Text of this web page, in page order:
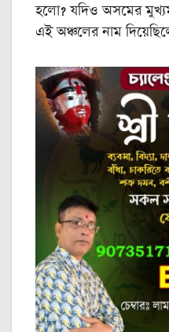
হলো? যদিও অসমের
এই অঞ্চলের নাম